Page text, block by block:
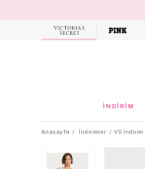
Victoria's
Secret
İNDİRİM
Anasayfa İndirimler VS İndirim